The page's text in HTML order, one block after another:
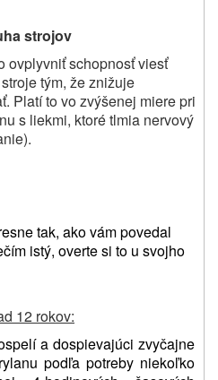
strojov
ovplyvniť schopnosť viesť
tým, že znižuje
Platí to vo zvýšenej miere pri
s liekmi, ktoré tlmia nervový
tak, ako vám povedal
istý, overte si to u svojho
12 rokov:
a dospievajúci zvyčajne
podľa potreby niekoľko